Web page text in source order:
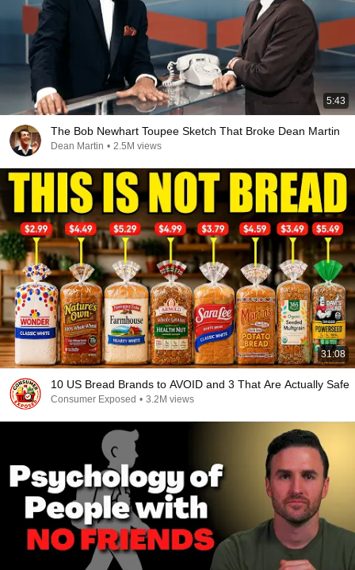
5:43
The Bob Newhart Toupee Sketch That Broke Dean Martin
Dean Martin • 2.5M views
31:08
10 US Bread Brands to AVOID and 3 That Are Actually Safe
Consumer Exposed • 3.2M views